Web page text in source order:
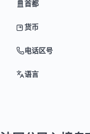
首都
货币
电话区号
语言